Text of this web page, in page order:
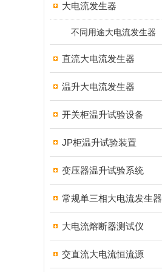
大电流发生器
不同用途大电流发生器
直流大电流发生器
温升大电流发生器
开关柜温升试验设备
JP柜温升试验装置
变压器温升试验系统
常规单三相大电流发生器
大电流熔断器测试仪
交直流大电流恒流源